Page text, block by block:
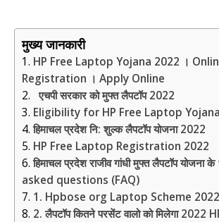
मुख्य जानकारी
HP Free Laptop Yojana 2022 ।
Registration । Apply Online
एचपी सरकार को मुफ्त लैपटॉप 2022
Eligibility for HP Free Laptop
हिमाचल प्रदेश नि: शुल्क लैपटॉप योजना 2022
HP Free Laptop Registration 2022
हिमाचल प्रदेश राजीव गांधी मुफ्त लैपटॉप
asked questions (FAQ)
1. Hpbose org Laptop Scheme
2. लैपटॉप कितने परसेंट वालो को मिलेगा 2022